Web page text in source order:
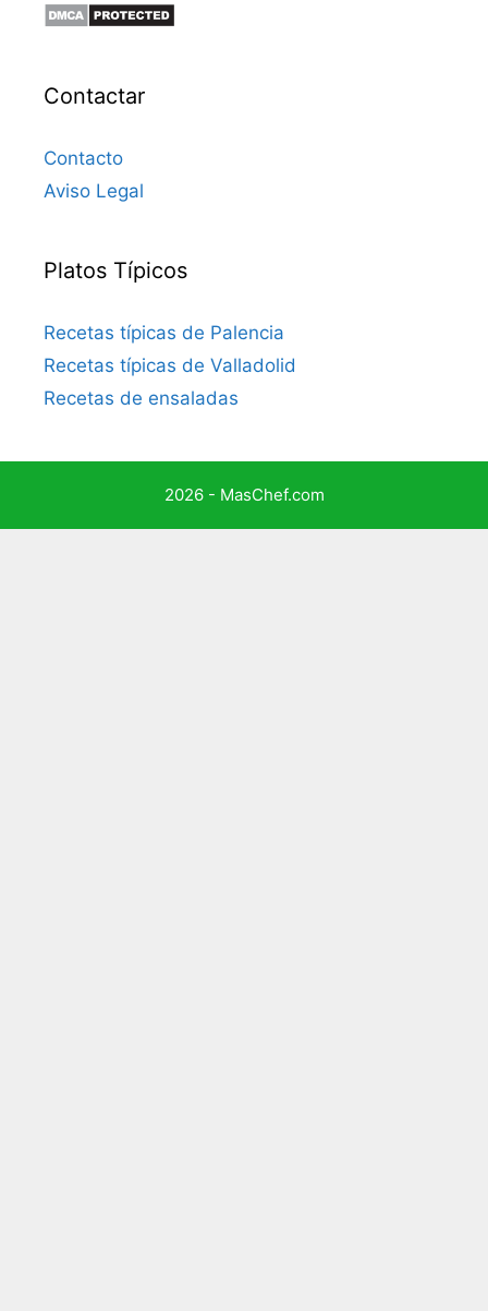
Contactar
Contacto
Aviso Legal
Platos Típicos
Recetas típicas de Palencia
Recetas típicas de Valladolid
Recetas de ensaladas
2026 - MasChef.com